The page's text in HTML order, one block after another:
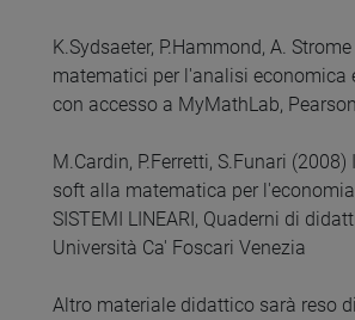
K.Sydsaeter, P.Hammond, A.
matematici per l'analisi economica
con accesso a MyMathLab,
M.Cardin, P.Ferretti, S.Funari
soft alla matematica per
SISTEMI LINEARI, Quaderni di
Università Ca' Foscari Venezia
Altro materiale didattico sarà reso